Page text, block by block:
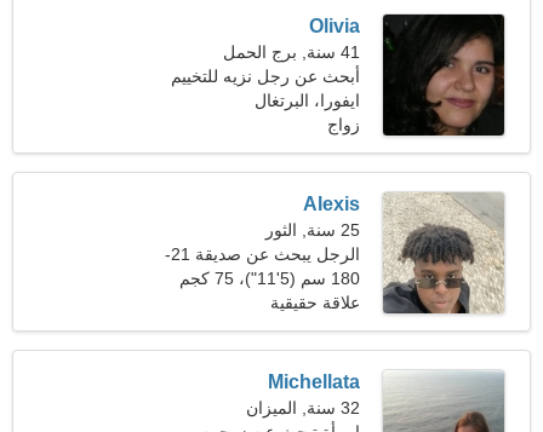
Olivia
41 سنة, برج الحمل
أبحث عن رجل نزيه للتخييم
ايفورا، البرتغال
زواج
Alexis
25 سنة, الثور
الرجل يبحث عن صديقة 21-
28
180 سم (5'11")، 75 كجم
(165 رطلا)
علاقة حقيقية
Michellata
32 سنة, الميزان